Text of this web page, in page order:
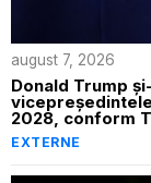
august 7, 2026
Donald Trump
2028, conform
EXTERNE